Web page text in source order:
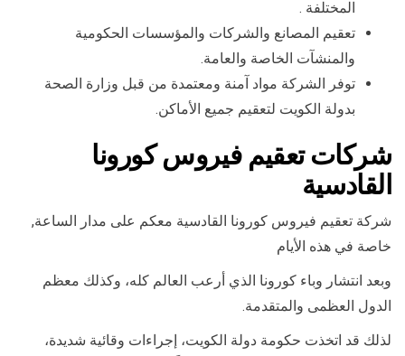
المختلفة .
تعقيم المصانع والشركات والمؤسسات الحكومية
والمنشآت الخاصة والعامة.
توفر الشركة مواد آمنة ومعتمدة من قبل وزارة الصحة
بدولة الكويت لتعقيم جميع الأماكن.
شركات تعقيم فيروس كورونا
القادسية
شركة تعقيم فيروس كورونا القادسية معكم على مدار الساعة,
خاصة في هذه الأيام
وبعد انتشار وباء كورونا الذي أرعب العالم كله، وكذلك معظم
الدول العظمى والمتقدمة.
لذلك قد اتخذت حكومة دولة الكويت، إجراءات وقائية شديدة،